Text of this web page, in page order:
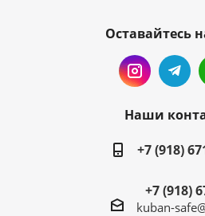
Оставайтесь
Наши
+7 (918)
+7 (918)
kuban-